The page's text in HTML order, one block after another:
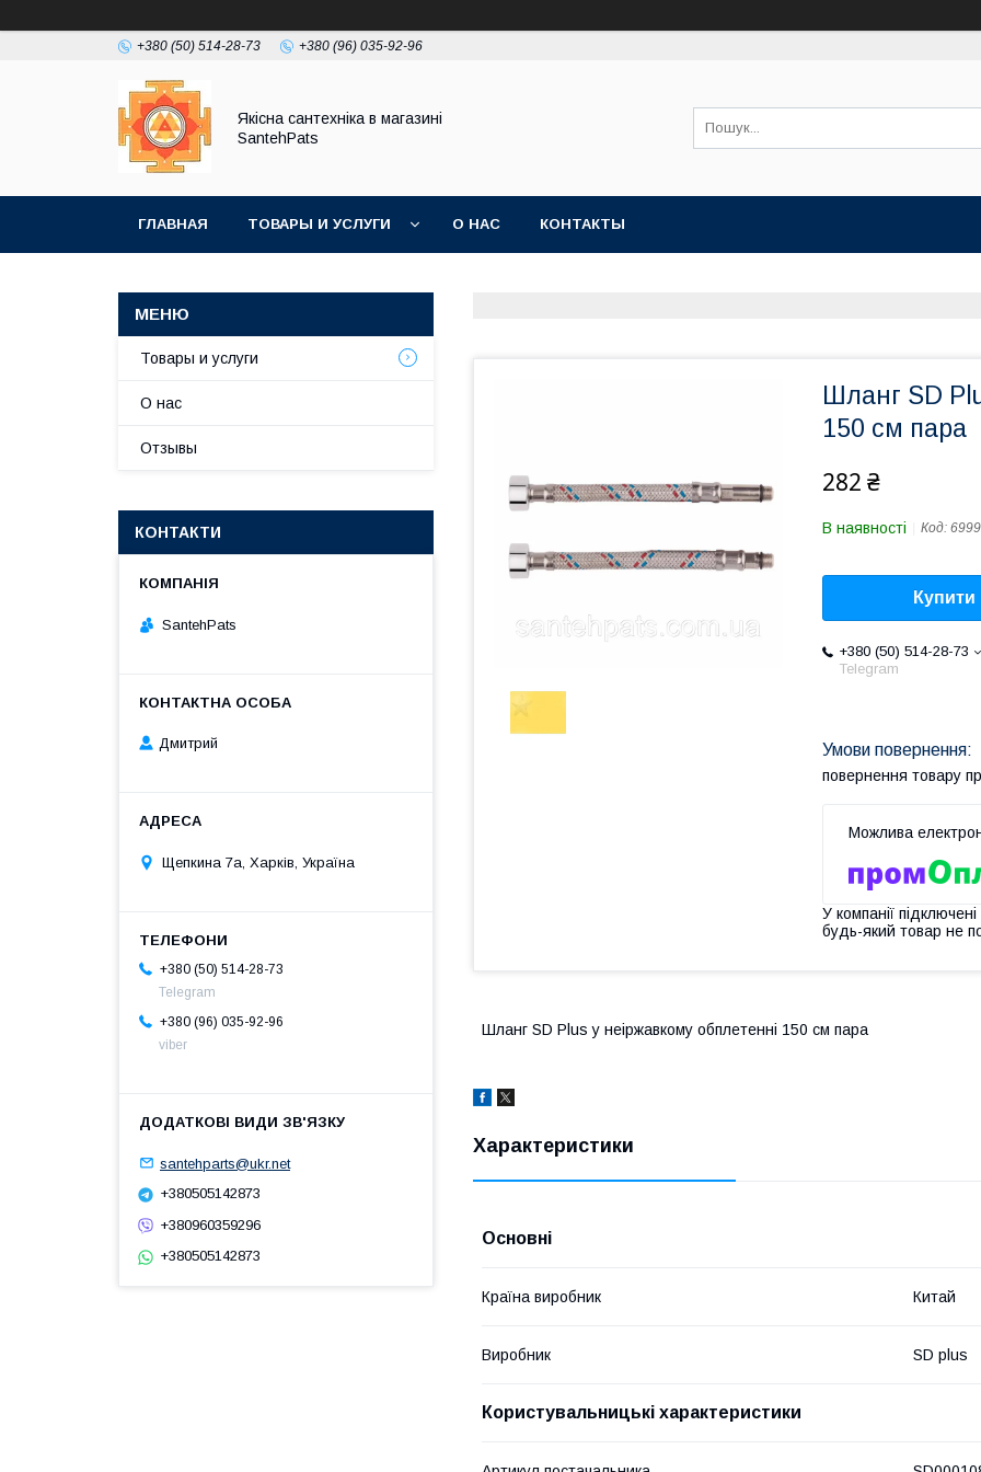
+380 (50) 514-28-73 +380 (96) 035-92-96
Якісна сантехніка в магазині
SantehPats
ГЛАВНАЯ ТОВАРЫ И УСЛУГИ О НАС КОНТАКТЫ
Шланг SD
150 см пара
282 ₴
В наявності Код: 6999
Купити
+380 (50) 514-28-73
Telegram
повернення товару
У компанії
будь-який товар не
Шланг SD Plus у неіржавкому обплетенні 150 см пара
Характеристики
Основні
Країна виробник Китай
Виробник SD plus
Користувальницькі характеристики
Товары и услуги
О нас
Отзывы
КОНТАКТИ
SantehPats
Дмитрий
Щепкина 7а, Харків, Україна
+380 (50) 514-28-73
Telegram
+380 (96) 035-92-96
viber
santehparts@ukr.net
+380505142873
+380960359296
+380505142873